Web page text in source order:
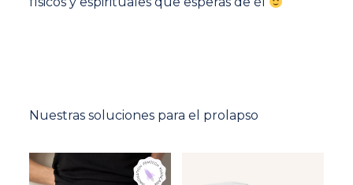
Nuestras soluciones para el prolapso